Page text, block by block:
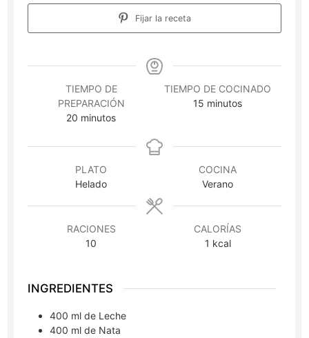
Fijar la receta
TIEMPO DE
PREPARACIÓN
20 minutos
minutos
TIEMPO DE COCINADO
15 minutos
minutos
PLATO
Helado
COCINA
Verano
RACIONES
10
CALORÍAS
1 kcal
INGREDIENTES
400 ml de Leche
400 ml de Nata